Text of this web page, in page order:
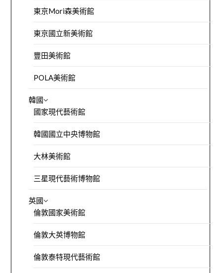
東京Mori森美術館
東京國立新美術館
豐田美術館
POLA美術館
韓國
國家現代藝術館
韓國國立中央博物館
大林美術館
三星現代藝術博物館
英國
倫敦國家美術館
倫敦大英博物館
倫敦泰特現代藝術館